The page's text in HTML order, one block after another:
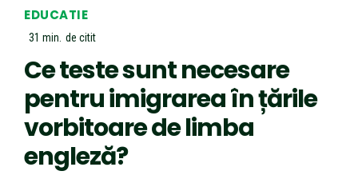
EDUCATIE
31 min. de citit
Ce teste sunt necesare
pentru imigrarea în țările
vorbitoare de limba
engleză?